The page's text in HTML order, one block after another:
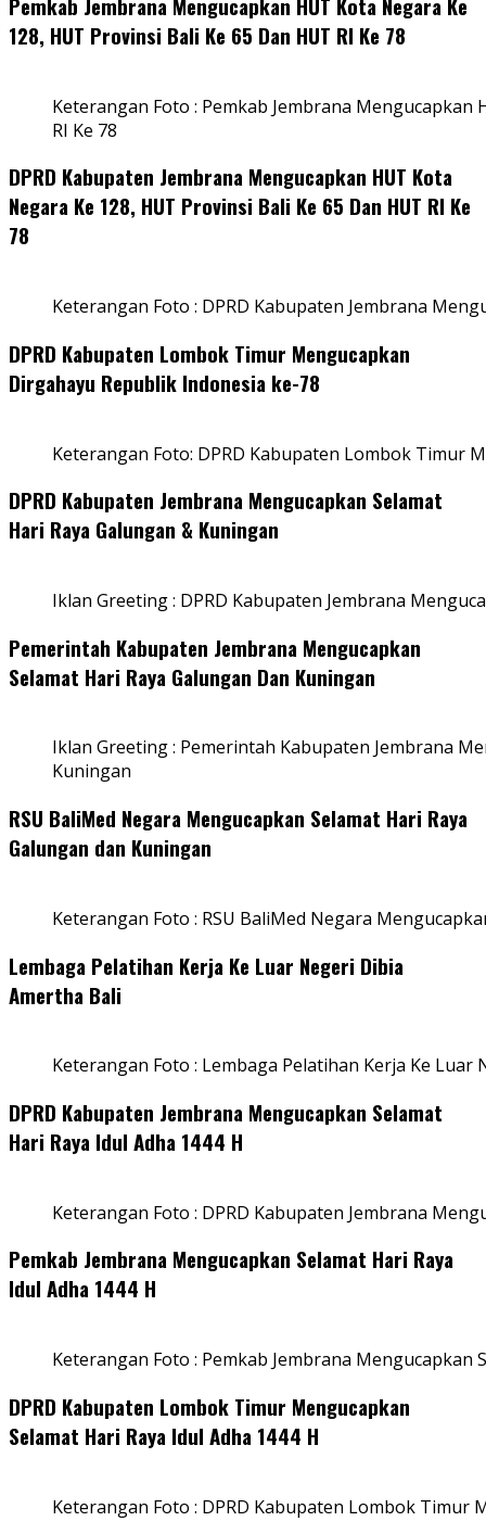
Pemkab Jembrana Mengucapkan HUT Kota Negara Ke
128, HUT Provinsi Bali Ke 65 Dan HUT RI Ke 78
Keterangan Foto : Pemkab Jembrana Mengucapkan
RI Ke 78
DPRD Kabupaten Jembrana Mengucapkan HUT Kota
Negara Ke 128, HUT Provinsi Bali Ke 65 Dan HUT RI Ke
78
Keterangan Foto : DPRD Kabupaten Jembrana
DPRD Kabupaten Lombok Timur Mengucapkan
Dirgahayu Republik Indonesia ke-78
Keterangan Foto: DPRD Kabupaten Lombok Timur
DPRD Kabupaten Jembrana Mengucapkan Selamat
Hari Raya Galungan & Kuningan
Iklan Greeting : DPRD Kabupaten Jembrana
Pemerintah Kabupaten Jembrana Mengucapkan
Selamat Hari Raya Galungan Dan Kuningan
Iklan Greeting : Pemerintah Kabupaten Jembrana
Kuningan
RSU BaliMed Negara Mengucapkan Selamat Hari Raya
Galungan dan Kuningan
Keterangan Foto : RSU BaliMed Negara
Lembaga Pelatihan Kerja Ke Luar Negeri Dibia
Amertha Bali
Keterangan Foto : Lembaga Pelatihan Kerja Ke Luar
DPRD Kabupaten Jembrana Mengucapkan Selamat
Hari Raya Idul Adha 1444 H
Keterangan Foto : DPRD Kabupaten Jembrana
Pemkab Jembrana Mengucapkan Selamat Hari Raya
Idul Adha 1444 H
Keterangan Foto : Pemkab Jembrana Mengucapkan
DPRD Kabupaten Lombok Timur Mengucapkan
Selamat Hari Raya Idul Adha 1444 H
Keterangan Foto : DPRD Kabupaten Lombok Timur